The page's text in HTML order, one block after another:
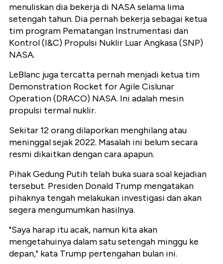
menuliskan dia bekerja di NASA selama lima
setengah tahun. Dia pernah bekerja sebagai ketua
tim program Pematangan Instrumentasi dan
Kontrol (I&C) Propulsi Nuklir Luar Angkasa (SNP)
NASA.
LeBlanc juga tercatta pernah menjadi ketua tim
Demonstration Rocket for Agile Cislunar
Operation (DRACO) NASA. Ini adalah mesin
propulsi termal nuklir.
Sekitar 12 orang dilaporkan menghilang atau
meninggal sejak 2022. Masalah ini belum secara
resmi dikaitkan dengan cara apapun.
Pihak Gedung Putih telah buka suara soal kejadian
tersebut. Presiden Donald Trump mengatakan
pihaknya tengah melakukan investigasi dan akan
segera mengumumkan hasilnya.
"Saya harap itu acak, namun kita akan
mengetahuinya dalam satu setengah minggu ke
depan," kata Trump pertengahan bulan ini.